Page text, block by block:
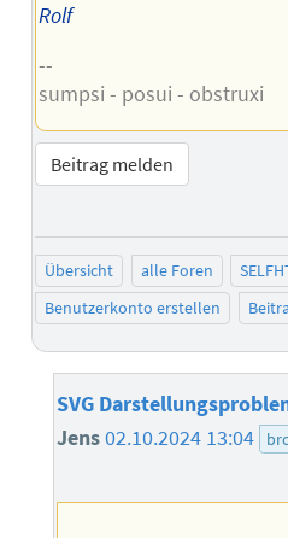
Rolf
--
sumpsi - posui - obstruxi
Beitrag melden
Übersicht alle Foren
Benutzerkonto erstellen
SVG
Jens02.10.2024 13:04